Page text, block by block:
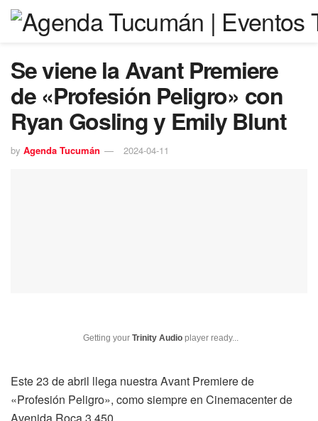
Se viene la Avant Premiere
de «Profesión Peligro» con
Ryan Gosling y Emily Blunt
by Agenda Tucumán 2024-04-11
Getting your Trinity Audio player ready...
Este 23 de abril llega nuestra Avant Premiere de
«Profesión Peligro», como siempre en Cinemacenter de
Avenida Roca 3.450